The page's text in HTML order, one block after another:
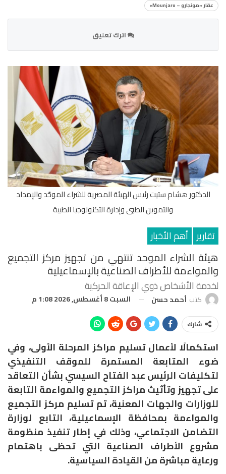
عقار «مونجارو – Mounjaro»
اترك تعليق
الدكتور هشام ستيت رئيس الهيئة المصرية للشراء الموحَّد والإمداد
والتموين الطبى وإدارة التكنولوجيا الطبية
تقارير أهم الأخبار
هيئة الشراء الموحد تنتهي من تجهيز مركز التجميع
والمواءمة للأطراف الصناعية بالإسماعيلية
لخدمة الأشخاص ذوي الإعاقة الحركية
كتب أحمد حسن السبت 8 أغسطس, 2026 1:08 م
شارك
استكمالًا لأعمال تسليم مراكز المرحلة الأولى، وفي
ضوء المتابعة المستمرة للموقف التنفيذي
لتكليفات الرئيس عبد الفتاح السيسي بشأن التعاقد
على تجهيز وتأثيث مراكز التجميع والمواءمة التابعة
للوزارات والجهات المعنية، تم تسليم مركز التجميع
والمواءمة بمحافظة الإسماعيلية، التابع لوزارة
التضامن الاجتماعي، وذلك في إطار تنفيذ منظومة
مشروع الأطراف الصناعية التي تحظى باهتمام
ورعاية مباشرة من القيادة السياسية.